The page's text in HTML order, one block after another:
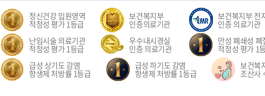
정신건강 입원영역
적정성 평가 1등급
보건복지부
인증의료기관
보건복지부 전
인증 의료기관
난임시술 의료기관
적정성 평가 1등급
우수내시경실
인증 의료기관
만성 폐쇄성
적정성 평가 1
급성 상기도 감염
항생제 처방률 1등급
급성 하기도 감염
항생제 처방률 1등급
보건복
조산사